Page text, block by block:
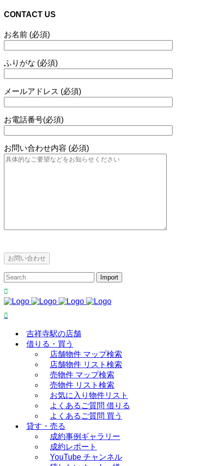
CONTACT US
お名前 (必須)
ふりがな (必須)
メールアドレス (必須)
お電話番号(必須)
お問い合わせ内容 (必須)
吉祥寺駅の店舗
借りる・買う
店舗物件 マップ検索
店舗物件 リスト検索
売物件 マップ検索
売物件 リスト検索
お気に入り物件リスト
よくあるご質問 借りる
よくあるご質問 買う
貸す・売る
成約事例ギャラリー
成約レポート
YouTube チャンネル